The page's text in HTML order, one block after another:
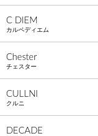
C DIEM
カルペディエム
Chester
チェスター
CULLNI
クルニ
DECADE